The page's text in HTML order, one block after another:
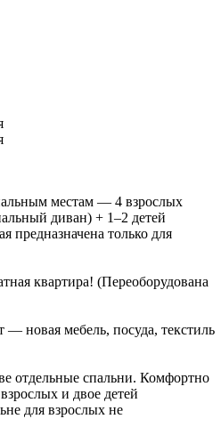
местам — 4 взрослых
диван) + 1–2 детей
предназначена только для
квартира! (Переоборудована
новая мебель, посуда, текстиль
отдельные спальни. Комфортно
и двое детей
для взрослых не